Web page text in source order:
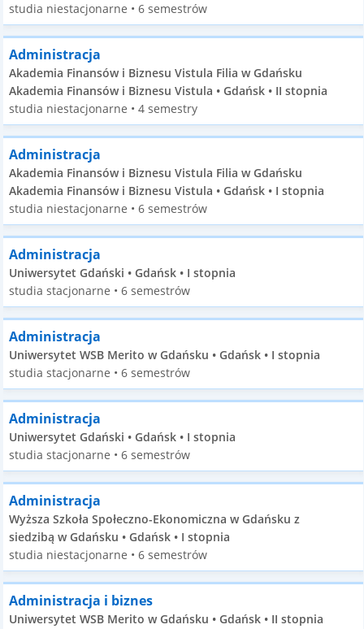
studia niestacjonarne • 6 semestrów
Administracja
Akademia Finansów i Biznesu Vistula Filia w Gdańsku
Akademia Finansów i Biznesu Vistula • Gdańsk • II stopnia
studia niestacjonarne • 4 semestry
Administracja
Akademia Finansów i Biznesu Vistula Filia w Gdańsku
Akademia Finansów i Biznesu Vistula • Gdańsk • I stopnia
studia niestacjonarne • 6 semestrów
Administracja
Uniwersytet Gdański • Gdańsk • I stopnia
studia stacjonarne • 6 semestrów
Administracja
Uniwersytet WSB Merito w Gdańsku • Gdańsk • I stopnia
studia stacjonarne • 6 semestrów
Administracja
Uniwersytet Gdański • Gdańsk • I stopnia
studia stacjonarne • 6 semestrów
Administracja
Wyższa Szkoła Społeczno-Ekonomiczna w Gdańsku z
siedzibą w Gdańsku • Gdańsk • I stopnia
studia niestacjonarne • 6 semestrów
Administracja i biznes
Uniwersytet WSB Merito w Gdańsku • Gdańsk • II stopnia